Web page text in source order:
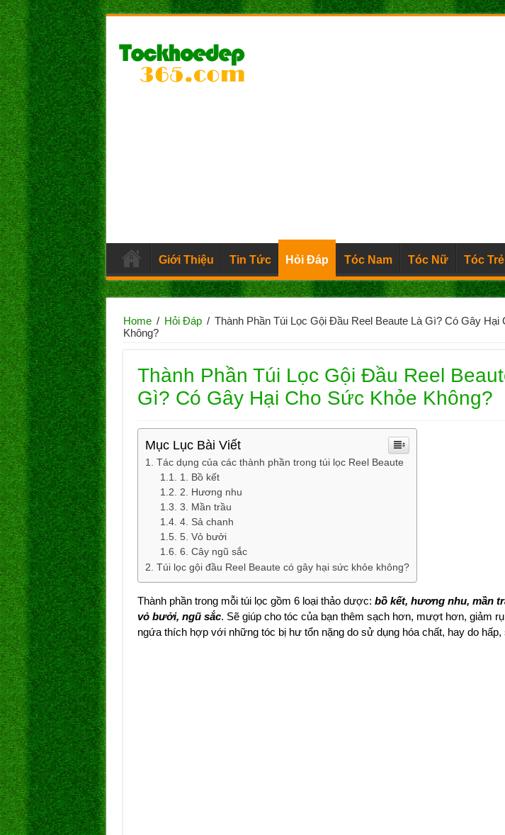
Giới Thiệu Tin Tức Hỏi Đáp Tóc Nam Tóc Nữ Tóc
Home / Hỏi Đáp / Thành Phần Túi Lọc Gội Đầu Reel Beaute Là Gì? Có Gây Hại
Không?
Thành Phần Túi Lọc Gội Đầu Reel
Gì? Có Gây Hại Cho Sức Khỏe Không?
Mục Lục Bài Viết
Tác dụng của các thành phần trong túi lọc Reel Beaute
1. Bồ kết
2. Hương nhu
3. Mần trầu
4. Sả chanh
5. Vỏ bưởi
6. Cây ngũ sắc
Túi lọc gội đầu Reel Beaute có gây hại sức khỏe không?
Thành phần trong mỗi túi lọc gồm 6 loại thảo dược: bồ kết, hương nhu, mần
vỏ bưởi, ngũ sắc. Sẽ giúp cho tóc của bạn thêm sạch hơn, mượt hơn, giảm
ngứa thích hợp với những tóc bị hư tổn nặng do sử dụng hóa chất, hay do hấp,